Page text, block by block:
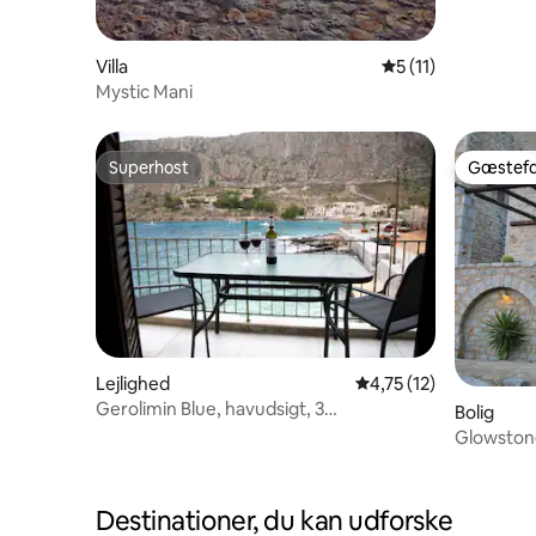
Villa 5 ud af 5 i
5 (11)
Mystic Mani
Superhost
Superhost
Lejlighed 4,75 ud af 5 i
4,75 (12)
Gerolimin Blue, havudsigt, 3
Bolig
Destinationer, du kan udforske